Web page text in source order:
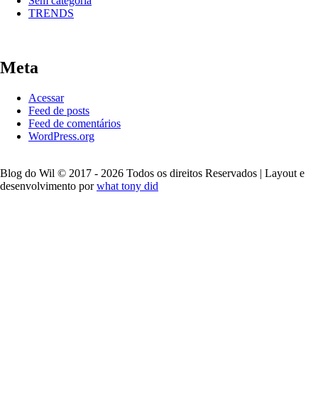
TRENDS
Meta
Acessar
Feed de posts
Feed de comentários
WordPress.org
Blog do Wil © 2017 - 2026 Todos os direitos Reservados | Layout e
desenvolvimento porwhat tony did